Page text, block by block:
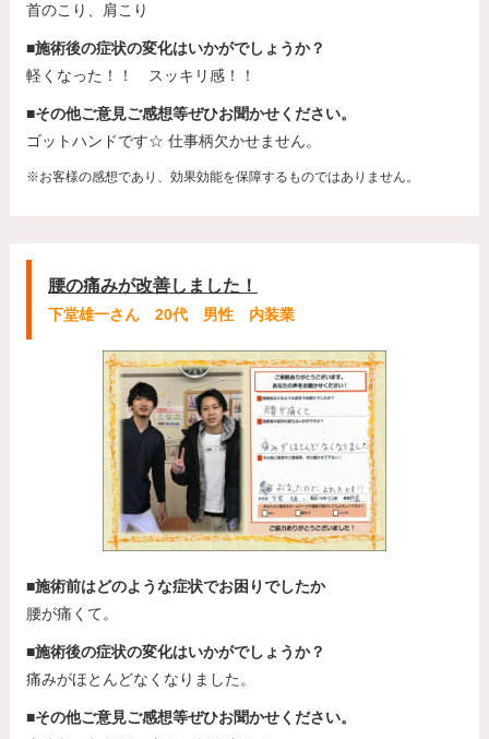
首のこり、肩こり
■施術後の症状の変化はいかがでしょうか？
軽くなった！！ スッキリ感！！
■その他ご意見ご感想等ぜひお聞かせください。
ゴットハンドです☆ 仕事柄欠かせません。
※お客様の感想であり、効果効能を保障するものではありません。
腰の痛みが改善しました！
下堂雄一さん 20代 男性 内装業
■施術前はどのような症状でお困りでしたか
腰が痛くて。
■施術後の症状の変化はいかがでしょうか？
痛みがほとんどなくなりました。
■その他ご意見ご感想等ぜひお聞かせください。